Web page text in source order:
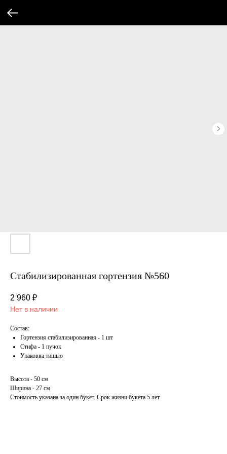
Стабилизированная гортензия №560
2 960 ₽
Нет в наличии
Состав:
Гортензия стабилизированная - 1 шт
Стифа - 1 пучок
Упаковка тишью
Высота - 50 см
Ширина - 27 см
Стоимость указана за один букет. Срок жизни букета 5 лет